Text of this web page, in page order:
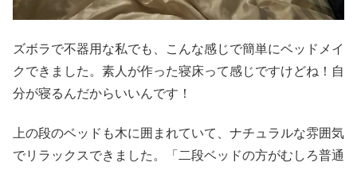
ズボラで不器用な私でも、こんな感じで簡単にベッドメイ
クできました。素人が作った寝床って感じですけどね！自
分が寝るんだからいいんです！
上の段のベッドも木に囲まれていて、ナチュラルな雰囲気
でリラックスできました。「二段ベッドの方がむしろ普通